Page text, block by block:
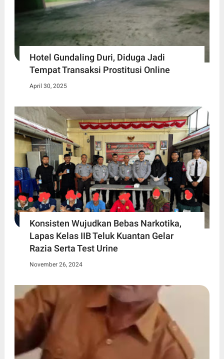
Hotel Gundaling Duri, Diduga Jadi
Tempat Transaksi Prostitusi Online
April 30, 2025
Konsisten Wujudkan Bebas Narkotika,
Lapas Kelas IIB Teluk Kuantan Gelar
Razia Serta Test Urine
November 26, 2024